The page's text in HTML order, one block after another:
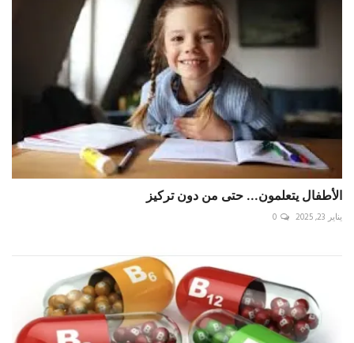
الأطفال يتعلمون... حتى من دون تركيز
يناير 23, 2025 0